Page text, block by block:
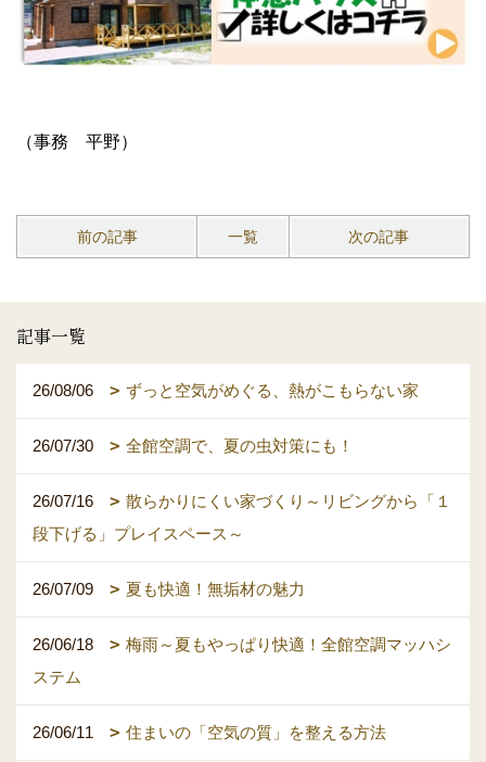
（事務 平野）
前の記事 一覧 次の記事
記事一覧
26/08/06 ずっと空気がめぐる、熱がこもらない家
26/07/30 全館空調で、夏の虫対策にも！
26/07/16
散らかりにくい家づくり～リビングから「１
段下げる」プレイスペース～
26/07/09 夏も快適！無垢材の魅力
26/06/18
梅雨～夏もやっぱり快適！全館空調マッハシ
ステム
26/06/11 住まいの「空気の質」を整える方法